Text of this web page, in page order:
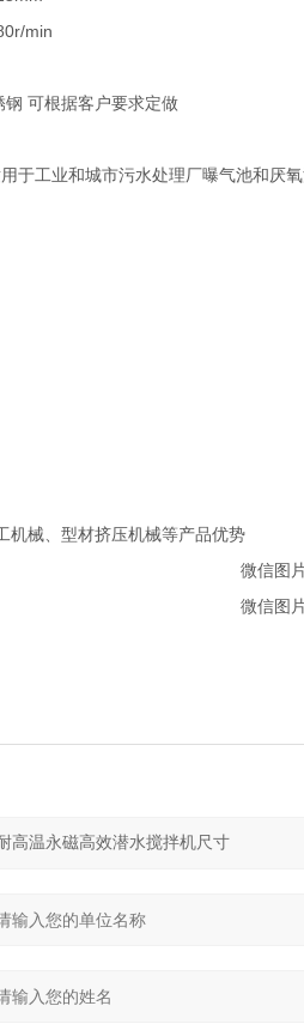
min
可根据客户要求定做
工业和城市污水处理厂曝气池和厌氧
机械、型材挤压机械等产品优势